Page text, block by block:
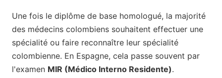
Une fois le diplôme de base homologué, la majorité
des médecins colombiens souhaitent effectuer une
spécialité ou faire reconnaître leur spécialité
colombienne. En Espagne, cela passe souvent par
l'examen MIR (Médico Interno Residente).